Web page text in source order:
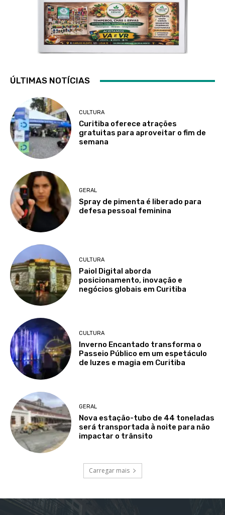
ÚLTIMAS NOTÍCIAS
CULTURA
Curitiba oferece atrações
gratuitas para aproveitar o fim de
semana
GERAL
Spray de pimenta é liberado para
defesa pessoal feminina
CULTURA
Paiol Digital aborda
posicionamento, inovação e
negócios globais em Curitiba
CULTURA
Inverno Encantado transforma o
Passeio Público em um espetáculo
de luzes e magia em Curitiba
GERAL
Nova estação-tubo de 44 toneladas
será transportada à noite para não
impactar o trânsito
Carregar mais